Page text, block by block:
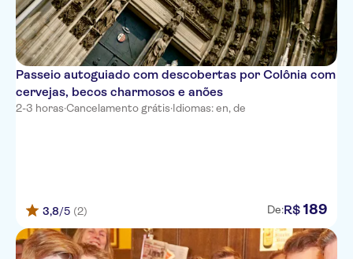
Passeio autoguiado com descobertas por Colônia com
cervejas, becos charmosos e anões
2-3 horas·Cancelamento grátis·Idiomas: en, de
3,8/5 (2) De:R$ 189